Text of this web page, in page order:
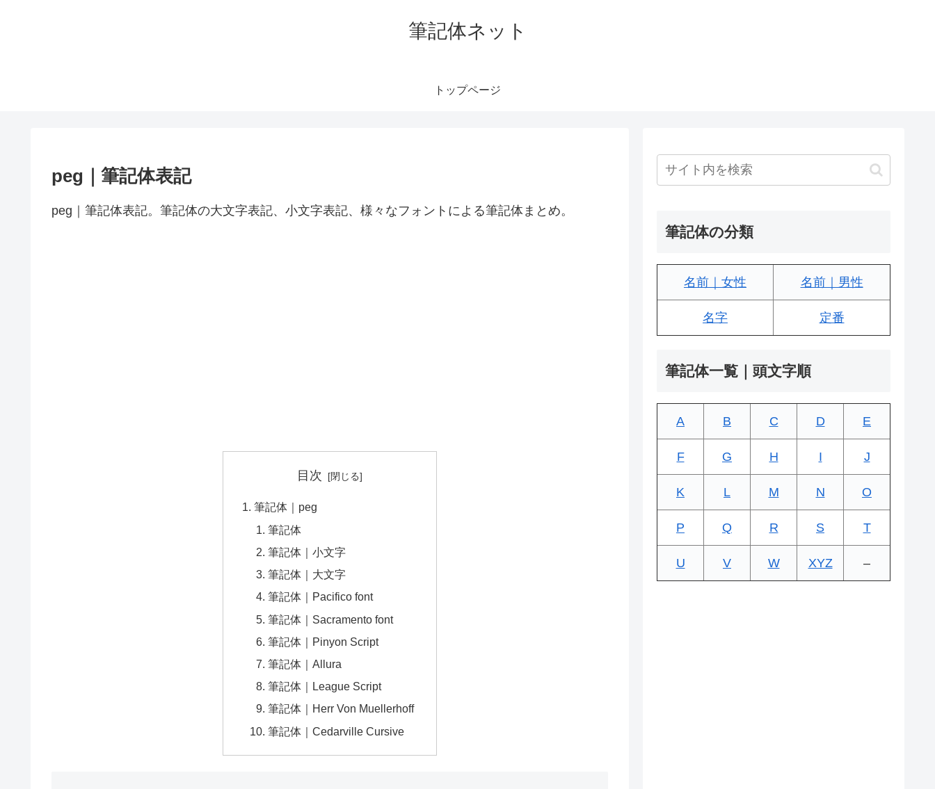
筆記体ネット
トップページ
peg｜筆記体表記
peg｜筆記体表記。筆記体の大文字表記、小文字表記、様々なフォントによる筆記体まとめ。
目次
筆記体｜peg
筆記体
筆記体｜小文字
筆記体｜大文字
筆記体｜Pacifico font
筆記体｜Sacramento font
筆記体｜Pinyon Script
筆記体｜Allura
筆記体｜League Script
筆記体｜Herr Von Muellerhoff
筆記体｜Cedarville Cursive
筆記体の分類
名前｜女性 名前｜男性
名字 定番
筆記体一覧｜頭文字順
A B C D E
F G H I J
K L M N O
P Q R S T
U V W XYZ –